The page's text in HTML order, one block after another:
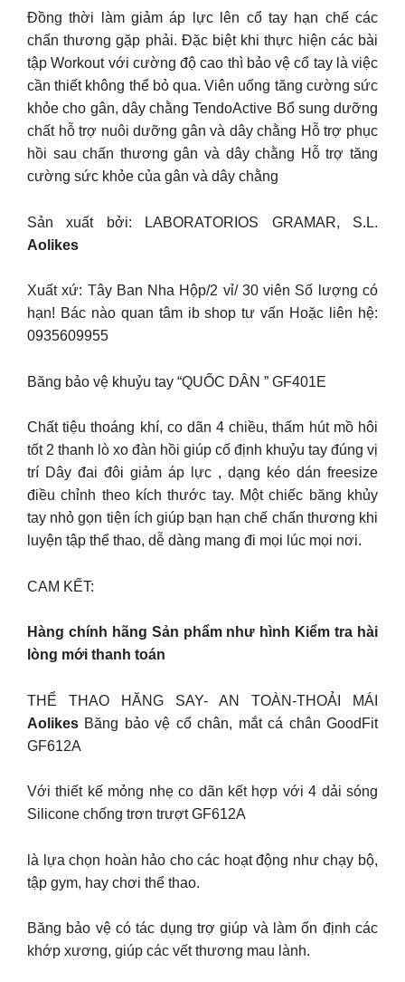
Đồng thời làm giảm áp lực lên cổ tay hạn chế các
chấn thương gặp phải. Đặc biệt khi thực hiện các bài
tập Workout với cường độ cao thì bảo vệ cổ tay là việc
cần thiết không thể bỏ qua. Viên uống tăng cường sức
khỏe cho gân, dây chằng TendoActive Bổ sung dưỡng
chất hỗ trợ nuôi dưỡng gân và dây chằng Hỗ trợ phục
hồi sau chấn thương gân và dây chằng Hỗ trợ tăng
cường sức khỏe của gân và dây chằng
Sản xuất bởi: LABORATORIOS GRAMAR, S.L.
Aolikes
Xuất xứ: Tây Ban Nha Hộp/2 vỉ/ 30 viên Số lượng có
hạn! Bác nào quan tâm ib shop tư vấn Hoặc liên hệ:
0935609955
Băng bảo vệ khuỷu tay “QUỐC DÂN ” GF401E
Chất tiệu thoáng khí, co dãn 4 chiều, thấm hút mồ hôi
tốt 2 thanh lò xo đàn hồi giúp cố định khuỷu tay đúng vị
trí Dây đai đôi giảm áp lực , dạng kéo dán freesize
điều chỉnh theo kích thước tay. Một chiếc băng khủy
tay nhỏ gọn tiện ích giúp bạn hạn chế chấn thương khi
luyện tập thể thao, dễ dàng mang đi mọi lúc mọi nơi.
CAM KẾT:
Hàng chính hãng Sản phẩm như hình Kiểm tra hài
lòng mới thanh toán
THỂ THAO HĂNG SAY- AN TOÀN-THOẢI MÁI
Aolikes Băng bảo vệ cổ chân, mắt cá chân GoodFit
GF612A
Với thiết kế mỏng nhẹ co dãn kết hợp với 4 dải sóng
Silicone chống trơn trượt GF612A
là lựa chọn hoàn hảo cho các hoạt động như chạy bộ,
tập gym, hay chơi thể thao.
Băng bảo vệ có tác dụng trợ giúp và làm ổn định các
khớp xương, giúp các vết thương mau lành.